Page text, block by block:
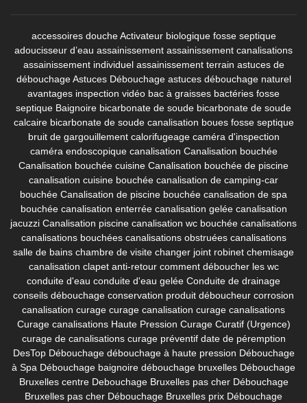
accessoires douche Activateur biologique fosse septique
adoucisseur d’eau assainissement assainissement canalisations
assainissement individuel assainissement terrain astuces de
débouchage Astuces Débouchage astuces débouchage naturel
avantages inspection vidéo bac à graisses bactéries fosse
septique Baignoire bicarbonate de soude bicarbonate de soude
calcaire bicarbonate de soude canalisation boues fosse septique
bruit de gargouillement calorifugeage caméra d'inspection
caméra endoscopique canalisation Canalisation bouchée
Canalisation bouchée cuisine Canalisation bouchée de piscine
canalisation cuisine bouchée canalisation de camping-car
bouchée Canalisation de piscine bouchée canalisation de spa
bouchée canalisation enterrée canalisation gelée canalisation
jacuzzi Canalisation piscine canalisation wc bouchée canalisations
canalisations bouchées canalisations obstruées canalisations
salle de bains chambre de visite changer joint robinet chemisage
canalisation clapet anti-retour comment déboucher les wc
conduite d'eau conduite d'eau gelée Conduite de drainage
conseils débouchage conservation produit déboucheur corrosion
canalisation curage curage canalisation curage canalisations
Curage canalisations Haute Pression Curage Curatif (Urgence)
curage de canalisations curage préventif date de péremption
DesTop Débouchage débouchage à haute pression Débouchage
à Spa Débouchage baignoire débouchage bruxelles Débouchage
Bruxelles centre Debouchage Bruxelles pas cher Débouchage
Bruxelles pas cher Débouchage Bruxelles prix Débouchage